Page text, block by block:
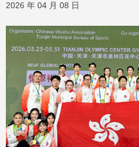
2026 年 04 月 08 日